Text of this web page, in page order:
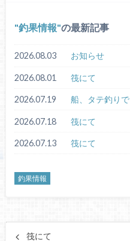
釣果情報 の最新記事
2026.08.03 お知らせ
2026.08.01 筏にて
2026.07.19 船、タテ釣りで
2026.07.18 筏にて
2026.07.13 筏にて
釣果情報
筏にて